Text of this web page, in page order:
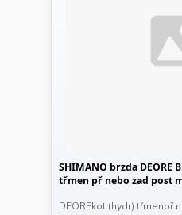
SHIMANO brzda DEORE
třmen př nebo zad post
DEOREkot (hydr) třmenpř